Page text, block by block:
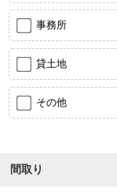
事務所
貸土地
その他
間取り